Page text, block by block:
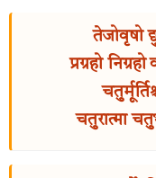
तेजोवृषो
प्रग्रहो
चतुरात्मा